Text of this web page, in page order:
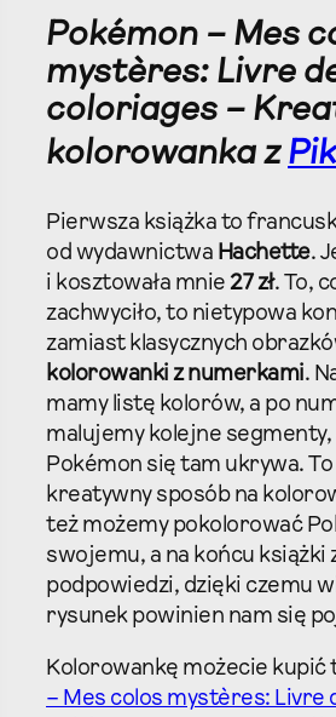
Pokémon – Mes
mystères: Livre
coloriages –
kolorowanka z
Pierwsza książka to
od wydawnictwa Hachette.
i kosztowała mnie 27 zł. To,
zachwyciło, to nietypowa
zamiast klasycznych
kolorowanki z numerkami.
mamy listę kolorów, a po
malujemy kolejne segmenty,
Pokémon się tam ukrywa.
kreatywny sposób na
też możemy pokolorować
swojemu, a na końcu książki
podpowiedzi, dzięki czemu
rysunek powinien nam się
Kolorowankę możecie kupić
– Mes colos mystères: Livre